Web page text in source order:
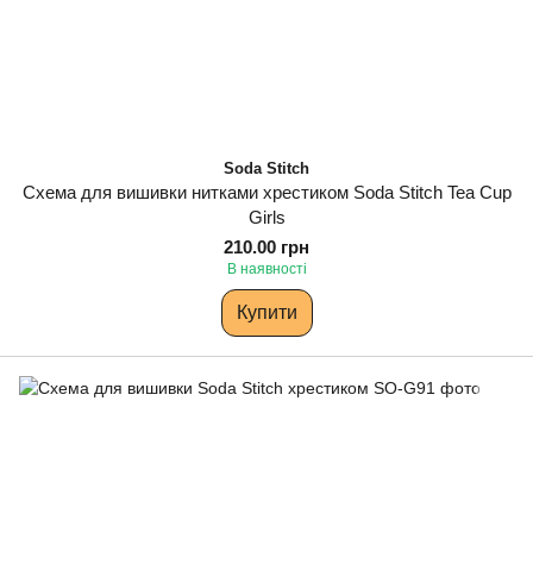
Soda Stitch
Схема для вишивки нитками хрестиком Soda Stitch Tea Cup
Girls
210.00 грн
В наявності
Купити